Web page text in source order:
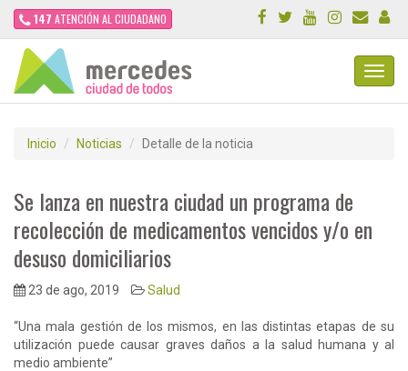
147 ATENCIÓN AL CIUDADANO
Inicio Noticias Detalle de la noticia
Se lanza en nuestra ciudad un programa de
recolección de medicamentos vencidos y/o en
desuso domiciliarios
23 de ago, 2019 Salud
“Una mala gestión de los mismos, en las distintas etapas de su
utilización puede causar graves daños a la salud humana y al
medio ambiente”